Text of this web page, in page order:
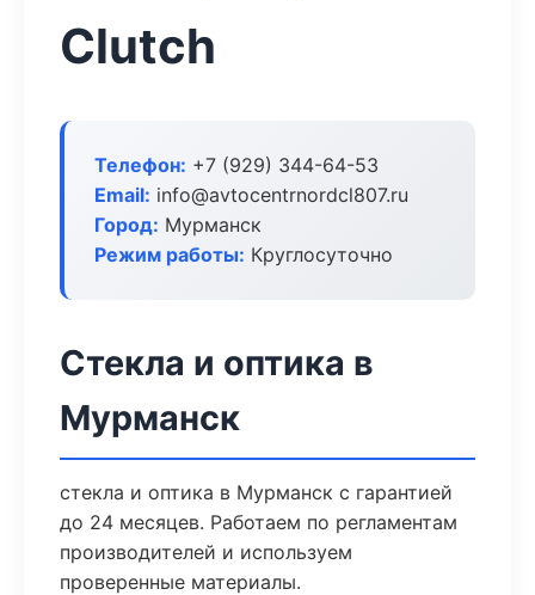
Clutch
Телефон: +7 (929) 344-64-53
Email: info@avtocentrnordcl807.ru
Город: Мурманск
Режим работы: Круглосуточно
Стекла и оптика в
Мурманск
стекла и оптика в Мурманск с гарантией
до 24 месяцев. Работаем по регламентам
производителей и используем
проверенные материалы.